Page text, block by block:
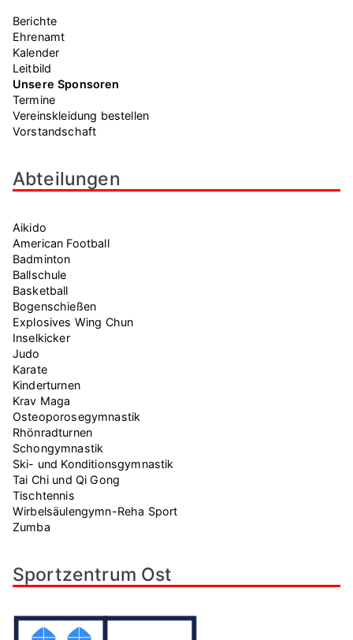
Berichte
Ehrenamt
Kalender
Leitbild
Unsere Sponsoren
Termine
Vereinskleidung bestellen
Vorstandschaft
Abteilungen
Aikido
American Football
Badminton
Ballschule
Basketball
Bogenschießen
Explosives Wing Chun
Inselkicker
Judo
Karate
Kinderturnen
Krav Maga
Osteoporosegymnastik
Rhönradturnen
Schongymnastik
Ski- und Konditionsgymnastik
Tai Chi und Qi Gong
Tischtennis
Wirbelsäulengymn-Reha Sport
Zumba
Sportzentrum Ost